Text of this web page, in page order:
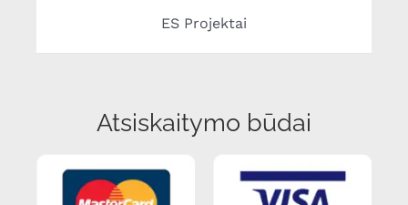
ES Projektai
Atsiskaitymo būdai